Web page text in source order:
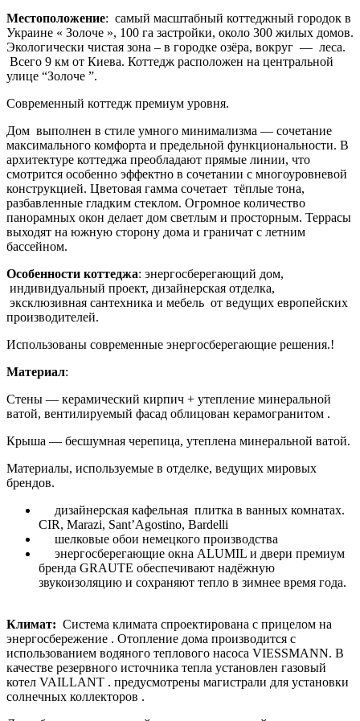
Местоположение: самый масштабный коттеджный городок в
Украине « Золоче », 100 га застройки, около 300 жилых домов.
Экологически чистая зона – в городке озёра, вокруг — леса.
Всего 9 км от Киева. Коттедж расположен на центральной
улице “Золоче ”.
Современный коттедж премиум уровня.
Дом выполнен в стиле умного минимализма — сочетание
максимального комфорта и предельной функциональности. В
архитектуре коттеджа преобладают прямые линии, что
смотрится особенно эффектно в сочетании с многоуровневой
конструкцией. Цветовая гамма сочетает тёплые тона,
разбавленные гладким стеклом. Огромное количество
панорамных окон делает дом светлым и просторным. Террасы
выходят на южную сторону дома и граничат с летним
бассейном.
Особенности коттеджа: энергосберегающий дом,
индивидуальный проект, дизайнерская отделка,
эксклюзивная сантехника и мебель от ведущих европейских
производителей.
Использованы современные энергосберегающие решения.!
Материал:
Cтены — керамический кирпич + утепление минеральной
ватой, вентилируемый фасад облицован керамогранитом .
Крыша — бесшумная черепица, утеплена минеральной ватой.
Материалы, используемые в отделке, ведущих мировых
брендов.
дизайнерская кафельная плитка в ванных комнатах.
CIR, Marazi, Sant’Agostino, Bardelli
шелковые обои немецкого производства
энергосберегающие окна ALUMIL и двери премиум
бренда GRAUTE обеспечивают надёжную
звукоизоляцию и сохраняют тепло в зимнее время года.
Климат: Система климата спроектирована с прицелом на
энергосбережение . Отопление дома производится с
использованием водяного теплового насоса VIESSMANN. В
качестве резервного источника тепла установлен газовый
котел VAILLANT . предусмотрены магистрали для установки
солнечных коллекторов .